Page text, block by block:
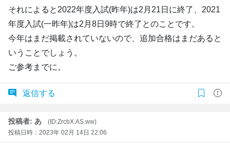
それによると2022年度入試(昨年)は2月21日に終了、2021
年度入試(一昨年)は2月8日9時で終了とのことです。
今年はまだ掲載されていないので、追加合格はまだあると
いうことでしょう。
ご参考までに。
返信する
投稿者: あ
(ID:ZrcbX.AS.ww)
投稿日時：2023年 02月 14日 22:06